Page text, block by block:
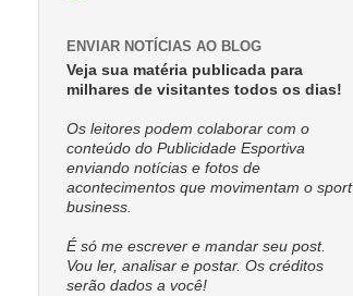
ENVIAR NOTÍCIAS AO BLOG
Veja sua matéria publicada para
milhares de visitantes todos os dias!
Os leitores podem colaborar com o
conteúdo do Publicidade Esportiva
enviando notícias e fotos de
acontecimentos que movimentam o sport
business.
É só me escrever e mandar seu post.
Vou ler, analisar e postar. Os créditos
serão dados a você!